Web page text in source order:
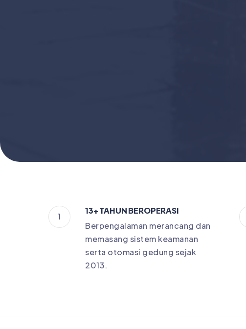
1
13+ TAHUN BEROPERASI
Berpengalaman merancang dan
memasang sistem keamanan
serta otomasi gedung sejak
2013.